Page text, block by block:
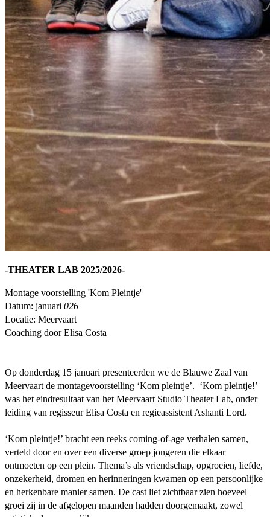
-THEATER LAB 2025/2026-
Montage voorstelling 'Kom Pleintje'
Datum: januari 026
Locatie: Meervaart
Coaching door Elisa Costa
Op donderdag 15 januari presenteerden we de Blauwe Zaal van
Meervaart de montagevoorstelling ‘Kom pleintje’. ‘Kom pleintje!’
was het eindresultaat van het Meervaart Studio Theater Lab, onder
leiding van regisseur Elisa Costa en regieassistent Ashanti Lord.
‘Kom pleintje!’ bracht een reeks coming-of-age verhalen samen,
verteld door en over een diverse groep jongeren die elkaar
ontmoeten op een plein. Thema’s als vriendschap, opgroeien, liefde,
onzekerheid, dromen en herinneringen kwamen op een persoonlijke
en herkenbare manier samen. De cast liet zichtbaar zien hoeveel
groei zij in de afgelopen maanden hadden doorgemaakt, zowel